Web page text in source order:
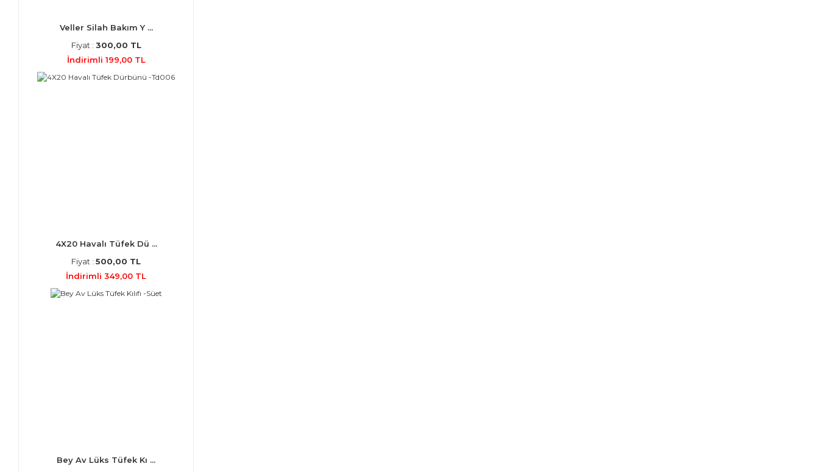
Veller Silah Bakım Y ...
Fiyat : 300,00 TL
İndirimli 199,00 TL
4X20 Havalı Tüfek Dü ...
Fiyat : 500,00 TL
İndirimli 349,00 TL
Bey Av Lüks Tüfek Kı ...